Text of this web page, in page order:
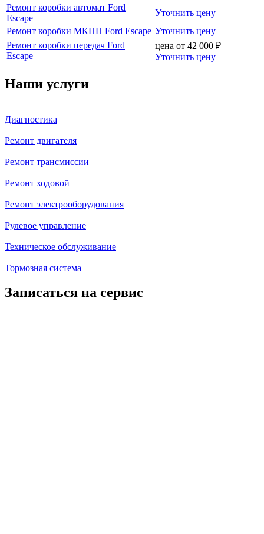
Ремонт коробки автомат Ford
Escape
Уточнить цену
Ремонт коробки МКПП Ford Escape Уточнить цену
Ремонт коробки передач Ford
Escape
цена от 42 000 ₽
Уточнить цену
Наши услуги
Диагностика
Ремонт двигателя
Ремонт трансмиссии
Ремонт ходовой
Ремонт электрооборудования
Рулевое управление
Техническое обслуживание
Тормозная система
Записаться на сервис